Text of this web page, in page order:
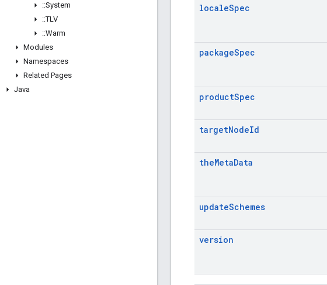
::System
::TLV
::Warm
Modules
Namespaces
Related Pages
Java
localeSpec
packageSpec
productSpec
targetNodeId
theMetaData
updateSchemes
version